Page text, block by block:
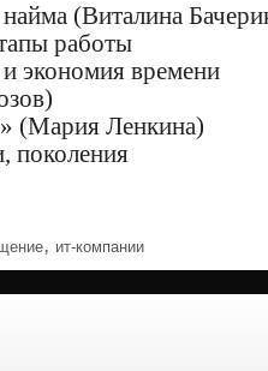
(Виталина
работы
и экономия времени
(Мария Ленкина)
поколения
, ит-компании